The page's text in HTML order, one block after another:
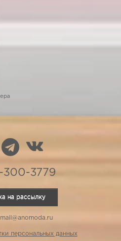
3779
на рассылку
персональных данных